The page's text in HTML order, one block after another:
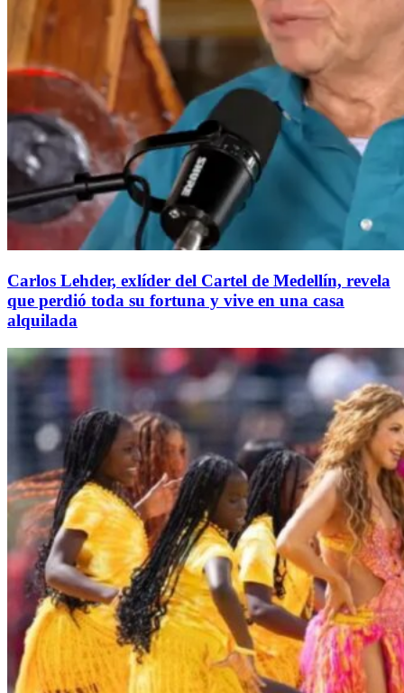
Carlos Lehder, exlíder del Cartel de Medellín, revela
que perdió toda su fortuna y vive en una casa
alquilada